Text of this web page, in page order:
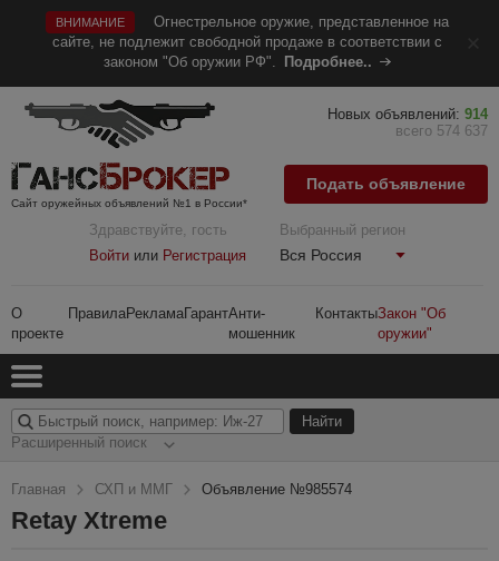
ВНИМАНИЕ
Огнестрельное оружие, представленное на
сайте, не подлежит свободной продаже в соответствии с
законом "Об оружии РФ".
Подробнее..
Сайт оружейных объявлений №1 в России*
Здравствуйте, гость
Войти или Регистрация
Выбранный регион
Вся Россия
О
проекте
ПравилаРекламаГарантАнти-
мошенник
КонтактыЗакон "Об
оружии"
Новых объявлений: 914
всего 574 637
Подать объявление
Расширенный поиск
Главная СХП и ММГ Объявление №985574
Retay Xtreme